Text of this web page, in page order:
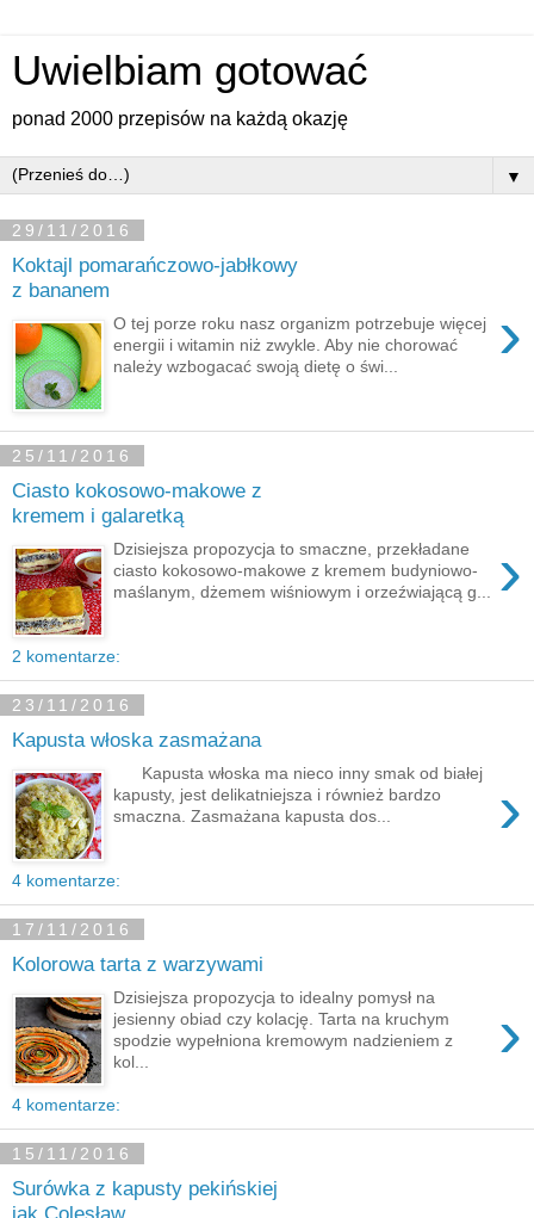
Uwielbiam gotować
ponad 2000 przepisów na każdą okazję
▼
29/11/2016
Koktajl pomarańczowo-jabłkowy
z bananem
›
O tej porze roku nasz organizm potrzebuje więcej
energii i witamin niż zwykle. Aby nie chorować
należy wzbogacać swoją dietę o świ...
25/11/2016
Ciasto kokosowo-makowe z
kremem i galaretką
›
Dzisiejsza propozycja to smaczne, przekładane
ciasto kokosowo-makowe z kremem budyniowo-
maślanym, dżemem wiśniowym i orzeźwiającą g...
2 komentarze:
23/11/2016
Kapusta włoska zasmażana
›
Kapusta włoska ma nieco inny smak od białej
kapusty, jest delikatniejsza i również bardzo
smaczna. Zasmażana kapusta dos...
4 komentarze:
17/11/2016
Kolorowa tarta z warzywami
›
Dzisiejsza propozycja to idealny pomysł na
jesienny obiad czy kolację. Tarta na kruchym
spodzie wypełniona kremowym nadzieniem z
kol...
4 komentarze:
15/11/2016
Surówka z kapusty pekińskiej
jak Colesław